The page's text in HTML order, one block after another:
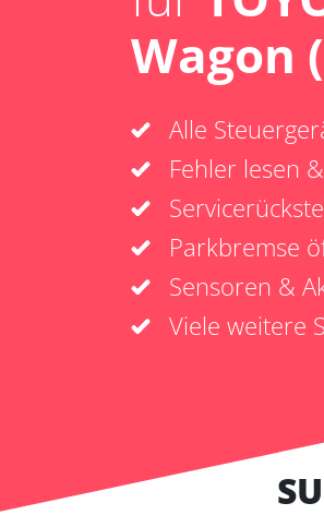
Wagon
Alle
Fehler lesen
Parkbremse
Sensoren &
Viele weitere